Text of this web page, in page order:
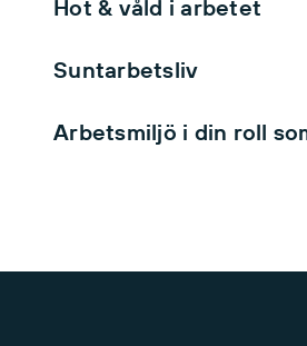
Hot & våld i arbetet
Suntarbetsliv
Arbetsmiljö i din roll